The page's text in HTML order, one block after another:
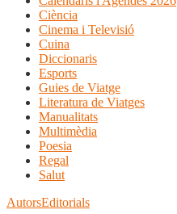
Ciència
Cinema i Televisió
Cuina
Diccionaris
Esports
Guies de Viatge
Literatura de Viatges
Manualitats
Multimèdia
Poesia
Regal
Salut
AutorsEditorials